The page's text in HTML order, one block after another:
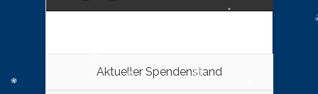
Aktueller Spendenstand